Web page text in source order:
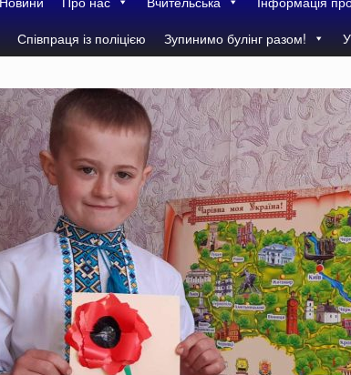
Співпраця із поліцією Зупинимо булінг разом!